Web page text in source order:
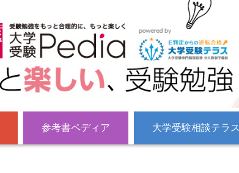
参考書ペディア 大学受験相談テラス